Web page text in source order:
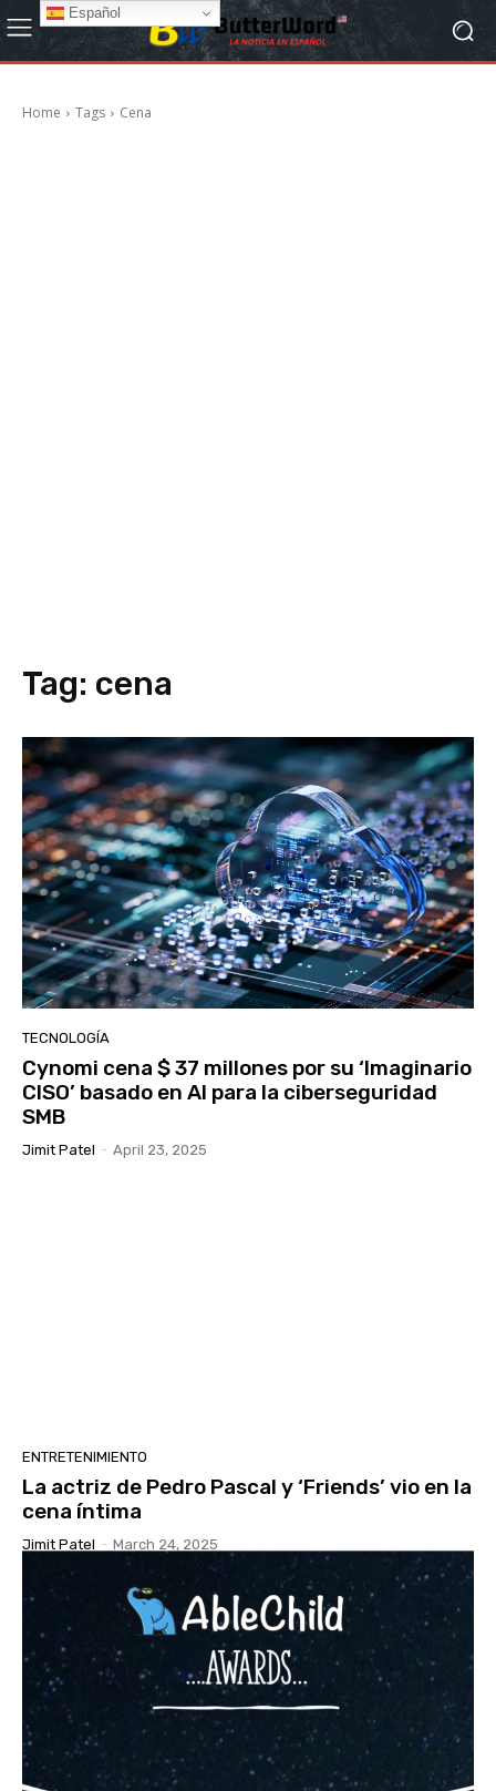
Home Tags Cena
Tag: cena
TECNOLOGÍA
Cynomi cena $ 37 millones por su ‘Imaginario
CISO’ basado en AI para la ciberseguridad
SMB
Jimit Patel - April 23, 2025
ENTRETENIMIENTO
La actriz de Pedro Pascal y ‘Friends’ vio en la
cena íntima
Jimit Patel - March 24, 2025
Español